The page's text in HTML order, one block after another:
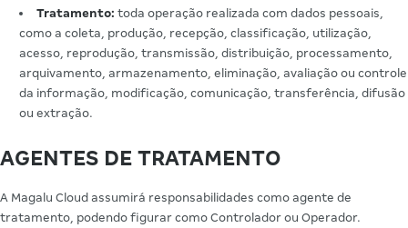
Tratamento: toda operação realizada com dados pessoais,
como a coleta, produção, recepção, classificação, utilização,
acesso, reprodução, transmissão, distribuição, processamento,
arquivamento, armazenamento, eliminação, avaliação ou controle
da informação, modificação, comunicação, transferência, difusão
ou extração.
AGENTES DE TRATAMENTO
A Magalu Cloud assumirá responsabilidades como agente de
tratamento, podendo figurar como Controlador ou Operador.